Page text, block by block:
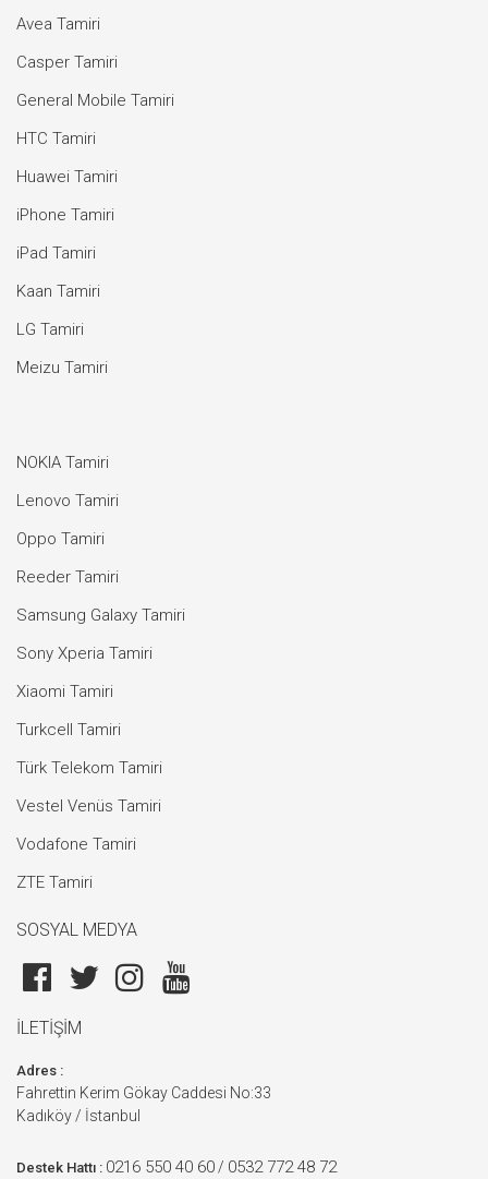
Avea Tamiri
Casper Tamiri
General Mobile Tamiri
HTC Tamiri
Huawei Tamiri
iPhone Tamiri
iPad Tamiri
Kaan Tamiri
LG Tamiri
Meizu Tamiri
NOKIA Tamiri
Lenovo Tamiri
Oppo Tamiri
Reeder Tamiri
Samsung Galaxy Tamiri
Sony Xperia Tamiri
Xiaomi Tamiri
Turkcell Tamiri
Türk Telekom Tamiri
Vestel Venüs Tamiri
Vodafone Tamiri
ZTE Tamiri
SOSYAL MEDYA
İLETİŞİM
Adres :
Fahrettin Kerim Gökay Caddesi No:33
Kadıköy / İstanbul
Destek Hattı : 0216 550 40 60 / 0532 772 48 72